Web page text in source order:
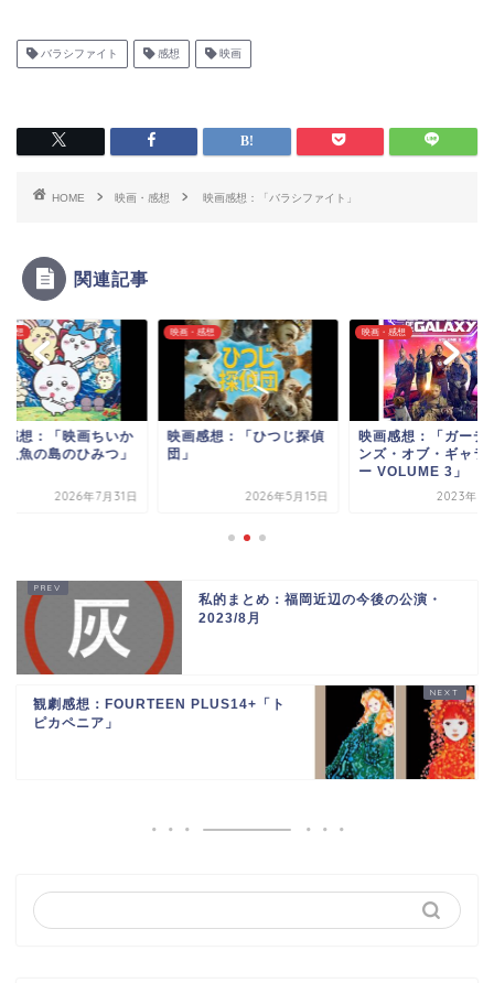
バラシファイト 感想 映画
HOME 映画・感想 映画感想：「バラシファイト」
関連記事
感想
感想：「映画ちいか
魚の島のひみつ」
2026年7月31日
映画・感想
映画感想：「ひつじ探偵
団」
2026年5月15日
映画・感想
映画感想：「ガーデ
ンズ・オブ・ギャラ
ー VOLUME 3」
2023年5
私的まとめ：福岡近辺の今後の公演・
2023/8月
観劇感想：FOURTEEN PLUS14+「ト
ピカペニア」